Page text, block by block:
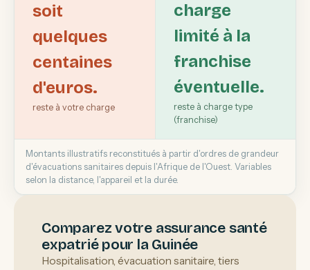
soit
quelques
centaines
d'euros.
reste à votre charge
charge
limité à la
franchise
éventuelle.
reste à charge type
(franchise)
Montants illustratifs reconstitués à partir d'ordres de grandeur
d'évacuations sanitaires depuis l'Afrique de l'Ouest. Variables
selon la distance, l'appareil et la durée.
Comparez votre assurance santé
expatrié pour la Guinée
Hospitalisation, évacuation sanitaire, tiers